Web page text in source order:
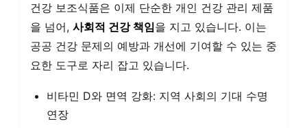
건강 보조식품은 이제 단순한 개인 건강 관리 제품
을 넘어, 사회적 건강 책임을 지고 있습니다. 이는
공공 건강 문제의 예방과 개선에 기여할 수 있는 중
요한 도구로 자리 잡고 있습니다.
비타민 D와 면역 강화: 지역 사회의 기대 수명
연장